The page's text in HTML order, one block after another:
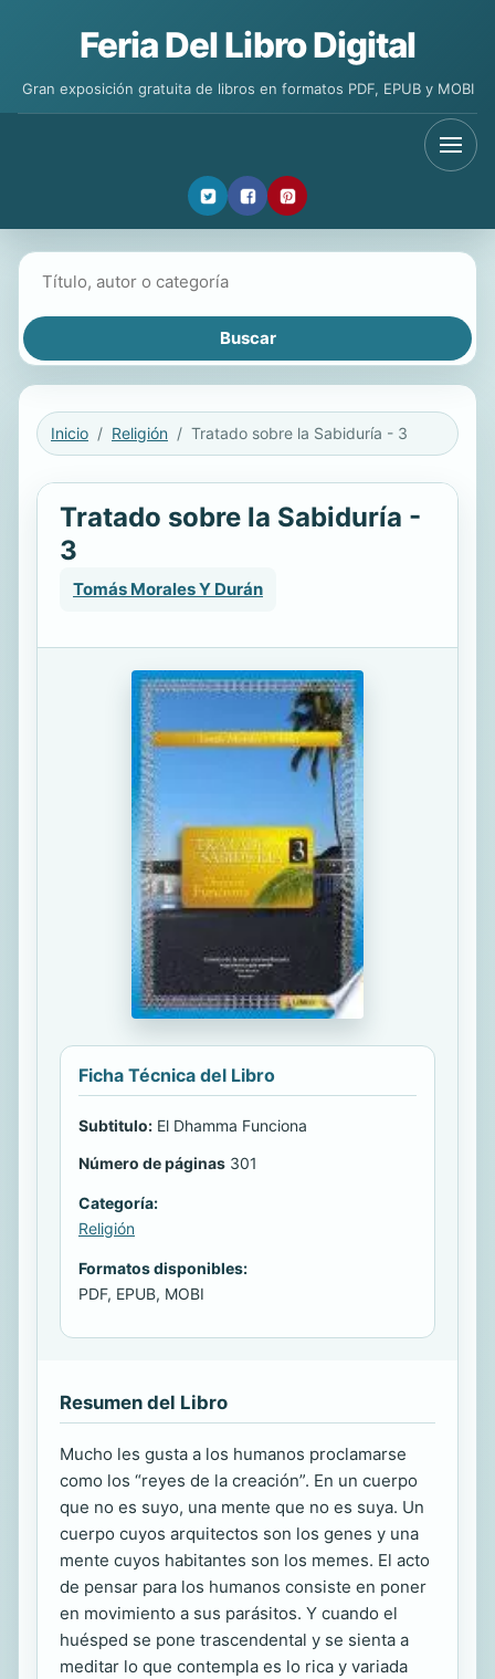
Feria Del Libro Digital
Gran exposición gratuita de libros en formatos PDF, EPUB y MOBI
Inicio Religión Tratado sobre la Sabiduría - 3
Tratado sobre la Sabiduría -
3
Tomás Morales Y Durán
Ficha Técnica del Libro
Subtitulo: El Dhamma Funciona
Número de páginas 301
Categoría:
Religión
Formatos disponibles:
PDF, EPUB, MOBI
Resumen del Libro
Mucho les gusta a los humanos proclamarse
como los “reyes de la creación”. En un cuerpo
que no es suyo, una mente que no es suya. Un
cuerpo cuyos arquitectos son los genes y una
mente cuyos habitantes son los memes. El acto
de pensar para los humanos consiste en poner
en movimiento a sus parásitos. Y cuando el
huésped se pone trascendental y se sienta a
meditar lo que contempla es lo rica y variada